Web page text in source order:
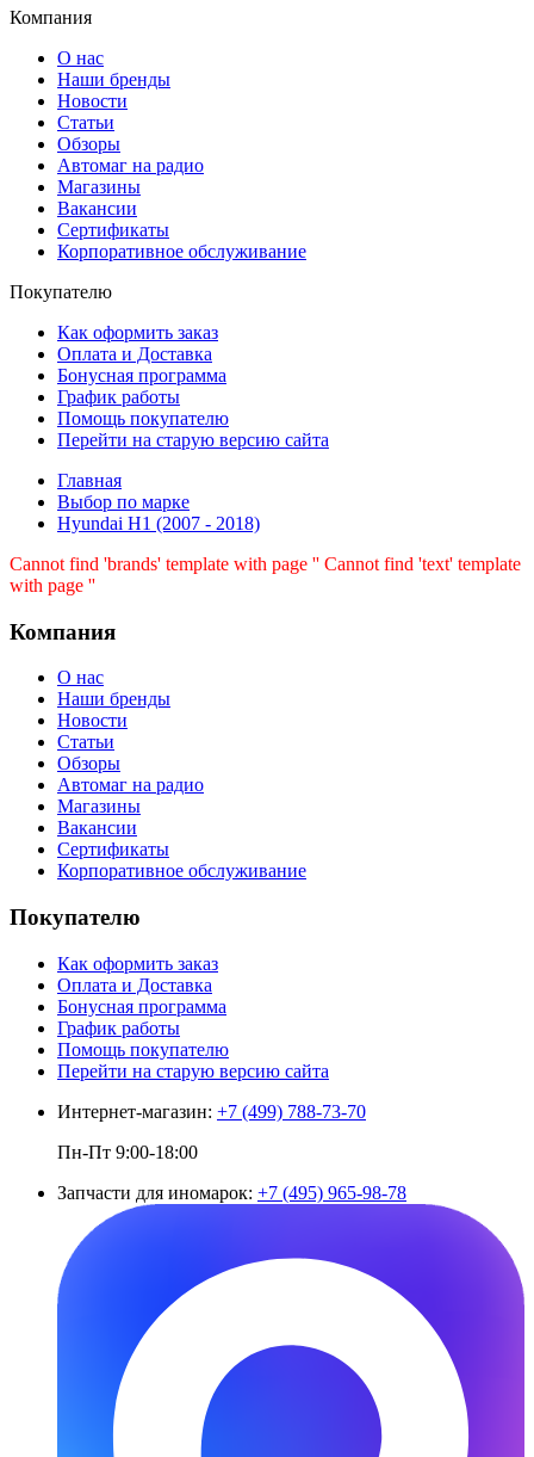
Компания
О нас
Наши бренды
Новости
Статьи
Обзоры
Автомаг на радио
Магазины
Вакансии
Сертификаты
Корпоративное обслуживание
Покупателю
Как оформить заказ
Оплата и Доставка
Бонусная программа
График работы
Помощь покупателю
Перейти на старую версию сайта
Главная
Выбор по марке
Hyundai H1 (2007 - 2018)
Cannot find 'brands' template with page '' Cannot find 'text' template
with page ''
Компания
О нас
Наши бренды
Новости
Статьи
Обзоры
Автомаг на радио
Магазины
Вакансии
Сертификаты
Корпоративное обслуживание
Покупателю
Как оформить заказ
Оплата и Доставка
Бонусная программа
График работы
Помощь покупателю
Перейти на старую версию сайта
Интернет-магазин: +7 (499) 788-73-70
Пн-Пт 9:00-18:00
Запчасти для иномарок: +7 (495) 965-98-78